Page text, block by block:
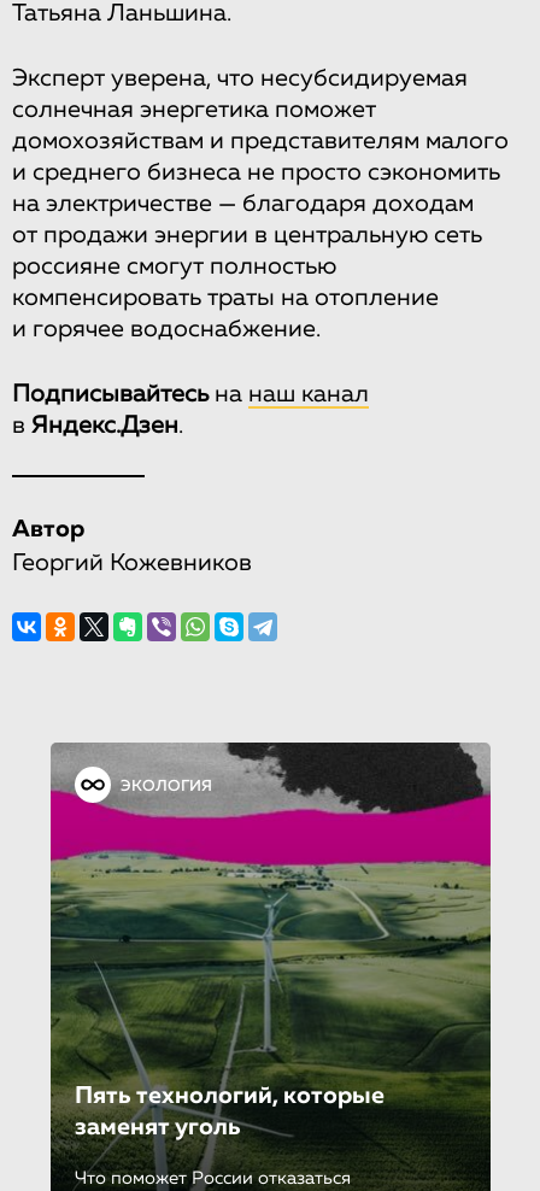
Татьяна Ланьшина.
Эксперт уверена, что несубсидируемая
солнечная энергетика поможет
домохозяйствам и представителям малого
и среднего бизнеса не просто сэкономить
на электричестве — благодаря доходам
от продажи энергии в центральную сеть
россияне смогут полностью
компенсировать траты на отопление
и горячее водоснабжение.
Подписывайтесьна наш канал
в Яндекс.Дзен.
Автор
Георгий Кожевников
ЭКОЛОГИЯ
Пять технологий, которые
заменят уголь
Что поможет России отказаться